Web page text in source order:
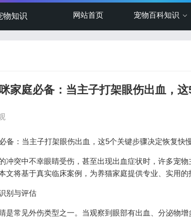
物知识 网站首页 宠物百科知识
家庭必备：当主子打架眼伤出血，
备：当主子打架眼伤出血，这5个关键步骤决定恢复快
冲突中不幸眼睛受伤，甚至出现出血症状时，许多宠
文将基于真实临床案例，为养猫家庭提供专业、实用的
别与评估
是常见外伤类型之一。当观察到眼部有出血、分泌物